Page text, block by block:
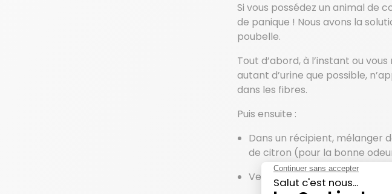
Si vous possédez un animal de
de panique ! Nous avons la
poubelle.
Tout d’abord, à l’instant ou
autant d’urine que possible,
dans les fibres.
Puis ensuite :
Dans un récipient, mélanger
de citron (pour la bonne
Versez la solution sur l’endroit